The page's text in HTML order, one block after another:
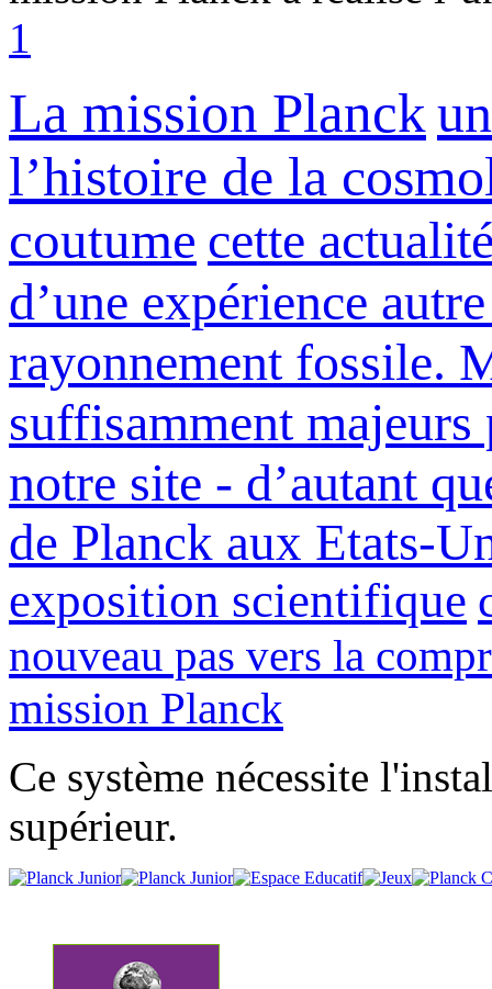
1
La mission Planck
l’histoire de la
coutume cette
d’une expérience
rayonnement fossile.
suffisamment
notre site - d’autant
de Planck aux Etats-
exposition scientifique
nouveau pas vers la
mission Planck
Ce système nécessite
supérieur.